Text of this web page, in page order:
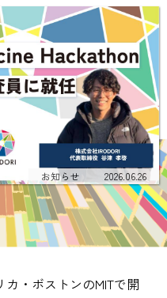
お知らせ 2026.06.26
カ・ボストンのMITで開